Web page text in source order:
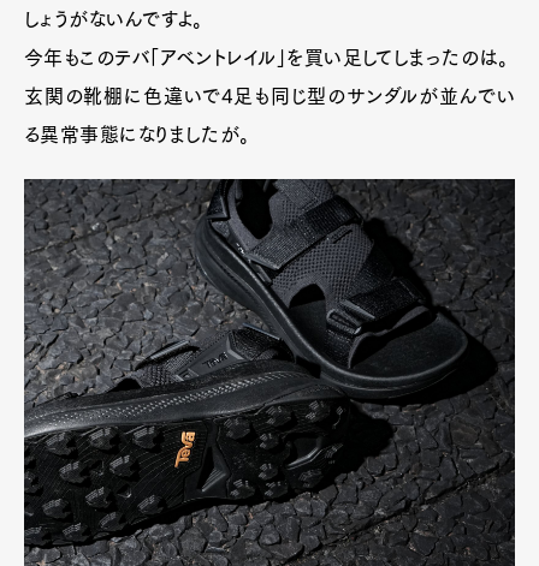
しょうがないんですよ。
今年もこのテバ「アベントレイル」を買い足してしまったのは。
玄関の靴棚に色違いで4足も同じ型のサンダルが並んでい
る異常事態になりましたが。